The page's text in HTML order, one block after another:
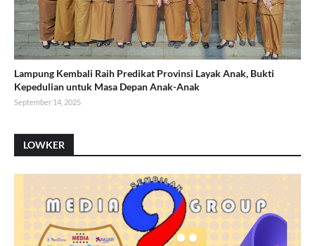
Lampung Kembali Raih Predikat Provinsi Layak Anak, Bukti
Kepedulian untuk Masa Depan Anak-Anak
September 14, 2025
LOWKER